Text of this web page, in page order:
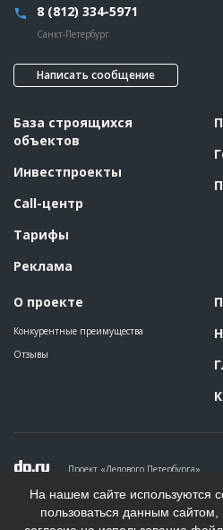
8 (812) 334-5971
Санкт-Петербург
Написать сообщение
База строящихся
объектов
Инвестпроекты
Call-центр
Тарифы
Реклама
О проекте
Конкурентные преимущества
Отзывы
Проект «Делового Петербурга»
Политика конфиденциальности
Пользовательское соглашение
На информационном ресурсе
На нашем сайте используются
пользоваться данным